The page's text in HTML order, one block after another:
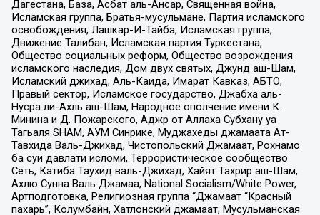
Дагестана, База, Асбат аль-Ансар, Священная война,
Исламская группа, Братья-мусульмане, Партия исламского
освобождения, Лашкар-И-Тайба, Исламская группа,
Движение Талибан, Исламская партия Туркестана,
Общество социальных реформ, Общество возрождения
исламского наследия, Дом двух святых, Джунд аш-Шам,
Исламский джихад, Аль-Каида, Имарат Кавказ, АБТО,
Правый сектор, Исламское государство, Джабха аль-
Нусра ли-Ахль аш-Шам, Народное ополчение имени К.
Минина и Д. Пожарского, Аджр от Аллаха Субхану уа
Тагьаля SHAM, АУМ Синрике, Муджахеды джамаата Ат-
Тавхида Валь-Джихад, Чистопольский Джамаат, Рохнамо
ба суи давлати исломи, Террористическое сообщество
Сеть, Катиба Таухид валь-Джихад, Хайят Тахрир аш-Шам,
Ахлю Сунна Валь Джамаа, National Socialism/White Power,
Артподготовка, Религиозная группа “Джамаат “Красный
пахарь”, Колумбайн, Хатлонский джамаат, Мусульманская